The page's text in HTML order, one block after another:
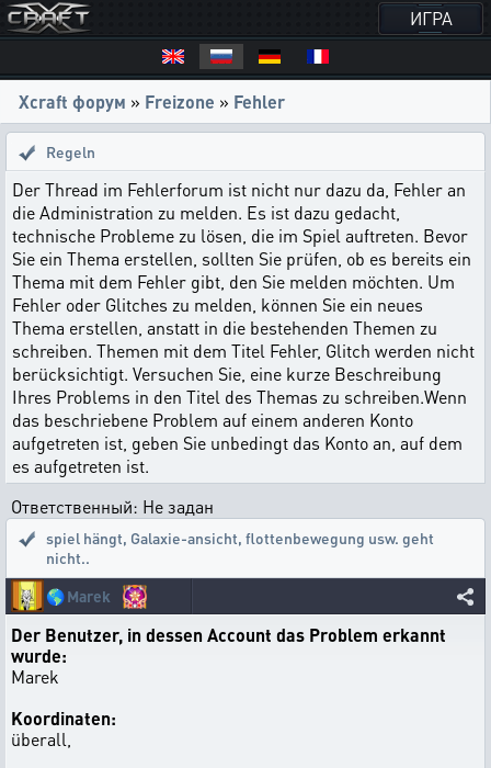
ИГРА
Xcraft форум » Freizone » Fehler
Regeln
Der Thread im Fehlerforum ist nicht nur dazu da, Fehler an
die Administration zu melden. Es ist dazu gedacht,
technische Probleme zu lösen, die im Spiel auftreten. Bevor
Sie ein Thema erstellen, sollten Sie prüfen, ob es bereits ein
Thema mit dem Fehler gibt, den Sie melden möchten. Um
Fehler oder Glitches zu melden, können Sie ein neues
Thema erstellen, anstatt in die bestehenden Themen zu
schreiben. Themen mit dem Titel Fehler, Glitch werden nicht
berücksichtigt. Versuchen Sie, eine kurze Beschreibung
Ihres Problems in den Titel des Themas zu schreiben.Wenn
das beschriebene Problem auf einem anderen Konto
aufgetreten ist, geben Sie unbedingt das Konto an, auf dem
es aufgetreten ist.
Ответственный: Не задан
spiel hängt, Galaxie-ansicht, flottenbewegung usw. geht
nicht..
🌎Marek
Der Benutzer, in dessen Account das Problem erkannt
wurde:
Marek
Koordinaten:
überall,